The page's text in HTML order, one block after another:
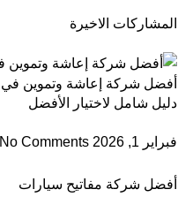
المشاركات الاخيرة
دليل شامل لاختيار الأفضل
فبراير 1, 2026 No Comments
أفضل شركة مفاتيح سيارات